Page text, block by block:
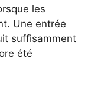
les
Une entrée
suffisamment
été